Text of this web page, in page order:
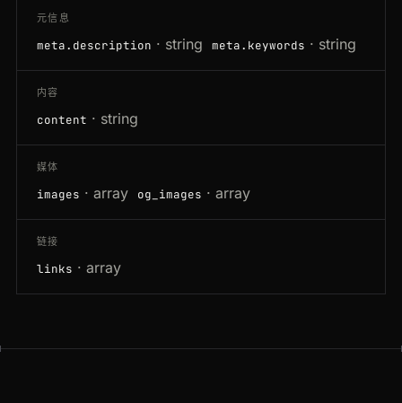
元信息
meta.description · string meta.keywords · string
内容
content · string
媒体
images · array og_images · array
链接
links · array